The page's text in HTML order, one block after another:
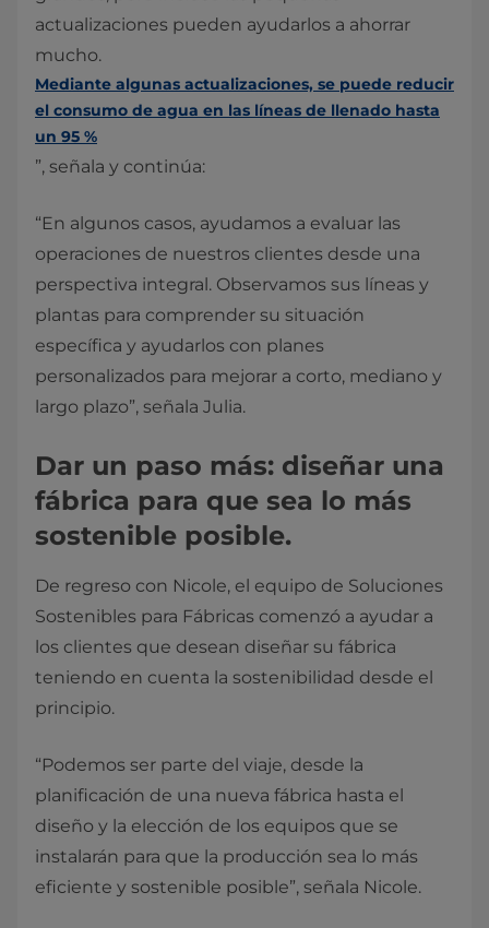
actualizaciones pueden ayudarlos a ahorrar
mucho.
Mediante algunas actualizaciones, se puede reducir
el consumo de agua en las líneas de llenado hasta
un 95 %
”, señala y continúa:
“En algunos casos, ayudamos a evaluar las
operaciones de nuestros clientes desde una
perspectiva integral. Observamos sus líneas y
plantas para comprender su situación
específica y ayudarlos con planes
personalizados para mejorar a corto, mediano y
largo plazo”, señala Julia.
Dar un paso más: diseñar una
fábrica para que sea lo más
sostenible posible.
De regreso con Nicole, el equipo de Soluciones
Sostenibles para Fábricas comenzó a ayudar a
los clientes que desean diseñar su fábrica
teniendo en cuenta la sostenibilidad desde el
principio.
“Podemos ser parte del viaje, desde la
planificación de una nueva fábrica hasta el
diseño y la elección de los equipos que se
instalarán para que la producción sea lo más
eficiente y sostenible posible”, señala Nicole.